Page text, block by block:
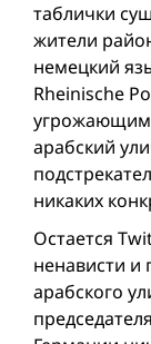
таблички
жители
немецкий
Rheinische
угрожающим
арабский
никаких
Остается
ненависти и
арабского